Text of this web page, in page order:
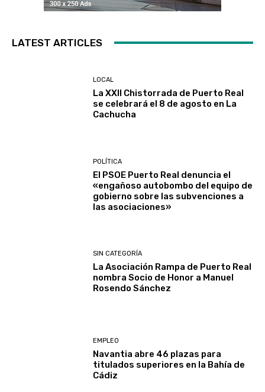
LATEST ARTICLES
LOCAL
La XXII Chistorrada de Puerto Real
se celebrará el 8 de agosto en La
Cachucha
POLÍTICA
El PSOE Puerto Real denuncia el
«engañoso autobombo del equipo de
gobierno sobre las subvenciones a
las asociaciones»
SIN CATEGORÍA
La Asociación Rampa de Puerto Real
nombra Socio de Honor a Manuel
Rosendo Sánchez
EMPLEO
Navantia abre 46 plazas para
titulados superiores en la Bahía de
Cádiz